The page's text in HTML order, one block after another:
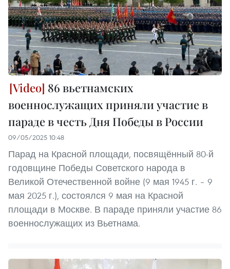
86 вьетнамских
военнослужащих приняли участие в
параде в честь Дня Победы в России
09/05/2025 10:48
Парад на Красной площади, посвящённый 80-й
годовщине Победы Советского народа в
Великой Отечественной войне (9 мая 1945 г. – 9
мая 2025 г.), состоялся 9 мая на Красной
площади в Москве. В параде приняли участие 86
военнослужащих из Вьетнама.